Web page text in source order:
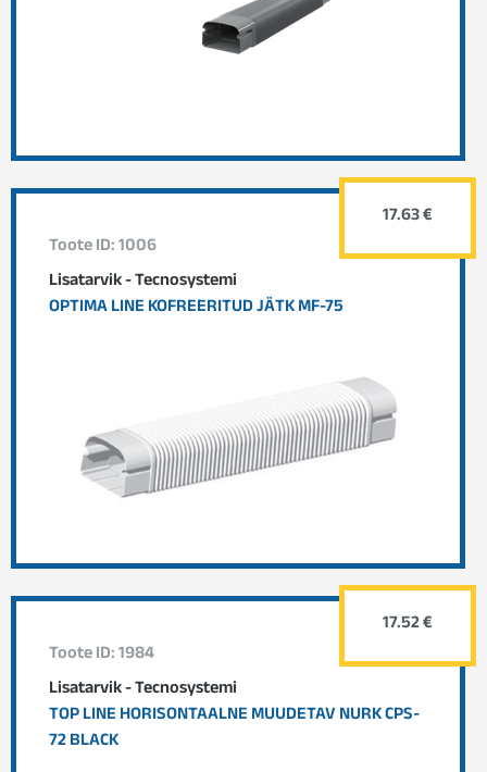
Toote ID: 1006
Lisatarvik - Tecnosystemi
OPTIMA LINE KOFREERITUD JÄTK MF-75
17.63 €
Toote ID: 1984
Lisatarvik - Tecnosystemi
TOP LINE HORISONTAALNE MUUDETAV NURK CPS-
72 BLACK
17.52 €